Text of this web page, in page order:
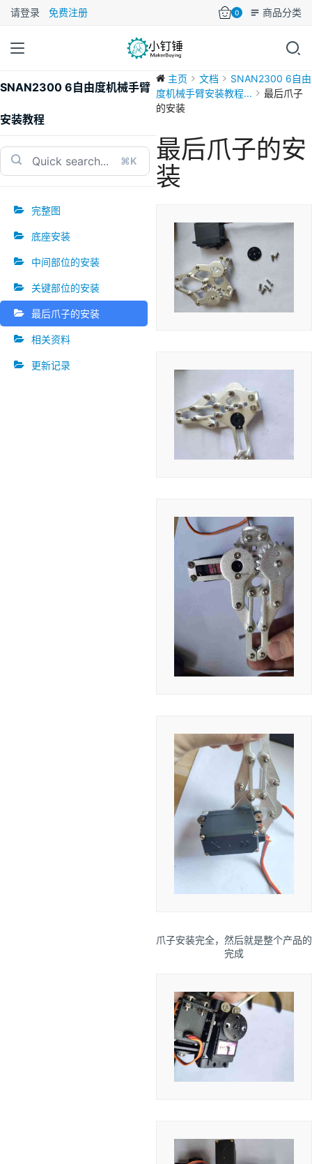
请登录 免费注册 0 商品分类
SNAN2300 6自由度机械手臂
安装教程
⌘K
完整图
底座安装
中间部位的安装
关键部位的安装
最后爪子的安装
相关资料
更新记录
主页 文档
SNAN2300 6自由
度机械手臂安装教程...
最后爪子
的安装
最后爪子的安
装
爪子安装完全，然后就是整个产品的
完成